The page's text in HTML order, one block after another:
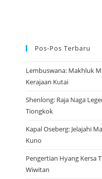
Pos-Pos Terbaru
Lembuswana: Makhluk
Kerajaan Kutai
Shenlong: Raja Naga
Tiongkok
Kapal Oseberg: Jelajahi
Kuno
Pengertian Hyang Kersa
Wiwitan